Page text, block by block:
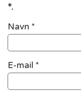
*.
Navn *
E-mail *